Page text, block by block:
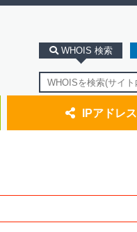
WHOIS 検索
IPアドレ